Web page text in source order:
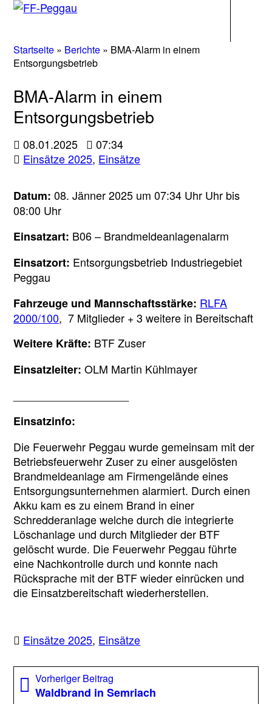
Startseite » Berichte » BMA-Alarm in einem
Entsorgungsbetrieb
BMA-Alarm in einem
Entsorgungsbetrieb
08.01.2025
07:34
Einsätze 2025, Einsätze
Datum: 08. Jänner 2025 um 07:34 Uhr Uhr bis
08:00 Uhr
Einsatzart: B06 – Brandmeldeanlagenalarm
Einsatzort: Entsorgungsbetrieb Industriegebiet
Peggau
Fahrzeuge und Mannschaftsstärke: RLFA
2000/100, 7 Mitglieder + 3 weitere in Bereitschaft
Weitere Kräfte: BTF Zuser
Einsatzleiter: OLM Martin Kühlmayer
Einsatzinfo:
Die Feuerwehr Peggau wurde gemeinsam mit der
Betriebsfeuerwehr Zuser zu einer ausgelösten
Brandmeldeanlage am Firmengelände eines
Entsorgungsunternehmen alarmiert. Durch einen
Akku kam es zu einem Brand in einer
Schredderanlage welche durch die integrierte
Löschanlage und durch Mitglieder der BTF
gelöscht wurde. Die Feuerwehr Peggau führte
eine Nachkontrolle durch und konnte nach
Rücksprache mit der BTF wieder einrücken und
die Einsatzbereitschaft wiederherstellen.
Einsätze 2025, Einsätze
Beitragsnavigation
Vorheriger Beitrag
Beitrag:
Waldbrand in Semriach